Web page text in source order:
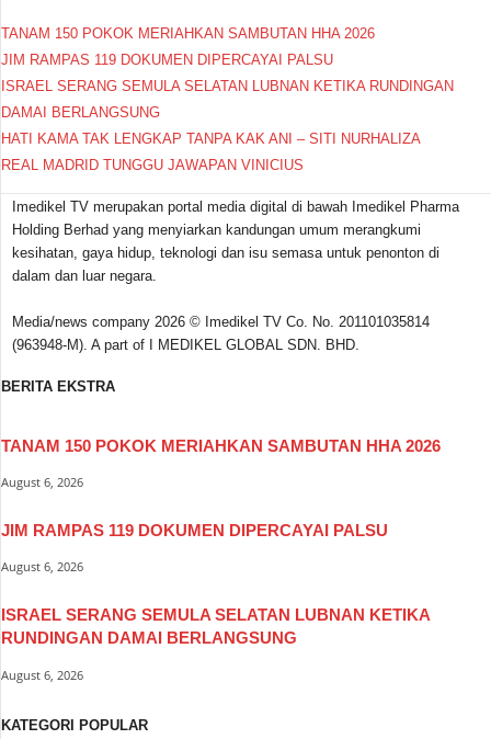
TANAM 150 POKOK MERIAHKAN SAMBUTAN HHA 2026
JIM RAMPAS 119 DOKUMEN DIPERCAYAI PALSU
ISRAEL SERANG SEMULA SELATAN LUBNAN KETIKA RUNDINGAN
DAMAI BERLANGSUNG
HATI KAMA TAK LENGKAP TANPA KAK ANI – SITI NURHALIZA
REAL MADRID TUNGGU JAWAPAN VINICIUS
Imedikel TV merupakan portal media digital di bawah Imedikel Pharma
Holding Berhad yang menyiarkan kandungan umum merangkumi
kesihatan, gaya hidup, teknologi dan isu semasa untuk penonton di
dalam dan luar negara.
Media/news company 2026 © Imedikel TV Co. No. 201101035814
(963948-M). A part of I MEDIKEL GLOBAL SDN. BHD.
BERITA EKSTRA
TANAM 150 POKOK MERIAHKAN SAMBUTAN HHA 2026
August 6, 2026
JIM RAMPAS 119 DOKUMEN DIPERCAYAI PALSU
August 6, 2026
ISRAEL SERANG SEMULA SELATAN LUBNAN KETIKA
RUNDINGAN DAMAI BERLANGSUNG
August 6, 2026
KATEGORI POPULAR